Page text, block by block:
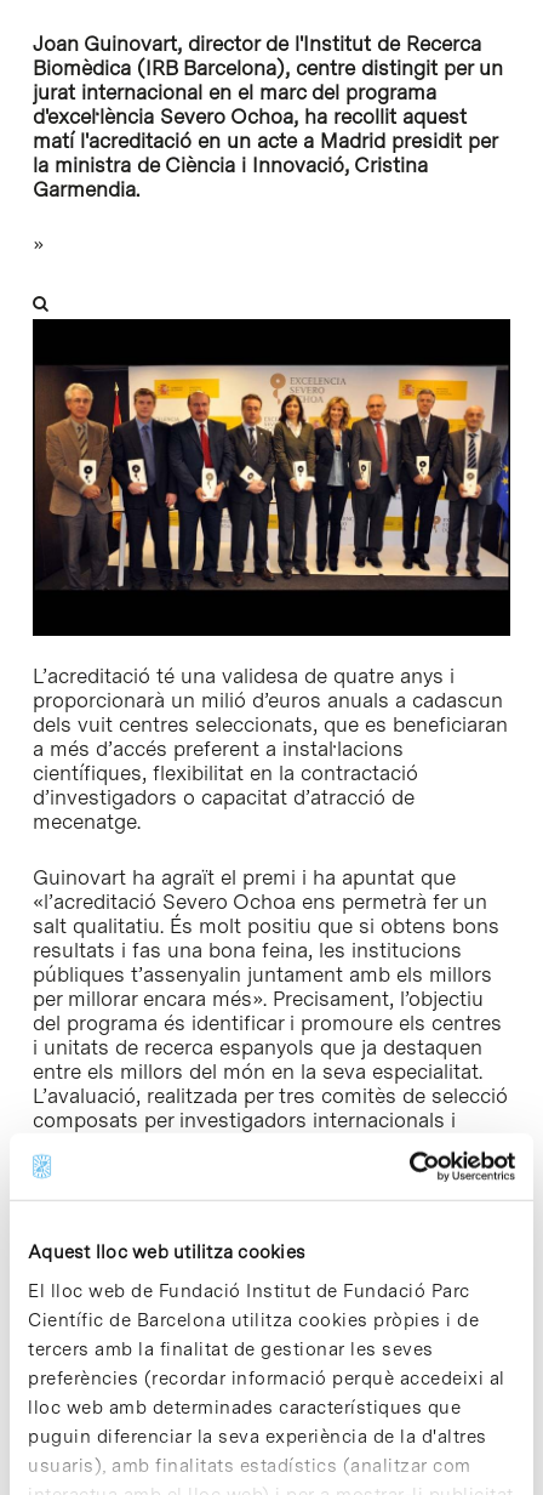
Aquest lloc web utilitza cookies
El lloc web de Fundació Institut de Fundació Parc
Científic de Barcelona utilitza cookies pròpies i de
tercers amb la finalitat de gestionar les seves
preferències (recordar informació perquè accedeixi al
lloc web amb determinades característiques que
puguin diferenciar la seva experiència de la d'altres
usuaris), amb finalitats estadístics (analitzar com
Joan Guinovart, director de l'Institut de Recerca
Biomèdica (IRB Barcelona), centre distingit per un
jurat internacional en el marc del programa
d'excel·lència Severo Ochoa, ha recollit aquest
matí l'acreditació en un acte a Madrid presidit per
la ministra de Ciència i Innovació, Cristina
Garmendia.
»
L’acreditació té una validesa de quatre anys i
proporcionarà un milió d’euros anuals a cadascun
dels vuit centres seleccionats, que es beneficiaran
a més d’accés preferent a instal·lacions
científiques, flexibilitat en la contractació
d’investigadors o capacitat d’atracció de
mecenatge.
Guinovart ha agraït el premi i ha apuntat que
«l’acreditació Severo Ochoa ens permetrà fer un
salt qualitatiu. És molt positiu que si obtens bons
resultats i fas una bona feina, les institucions
públiques t’assenyalin juntament amb els millors
per millorar encara més». Precisament, l’objectiu
del programa és identificar i promoure els centres
i unitats de recerca espanyols que ja destaquen
entre els millors del món en la seva especialitat.
L’avaluació, realitzada per tres comitès de selecció
composats per investigadors internacionals i
programes d’investigació i de recursos humans
Share Share